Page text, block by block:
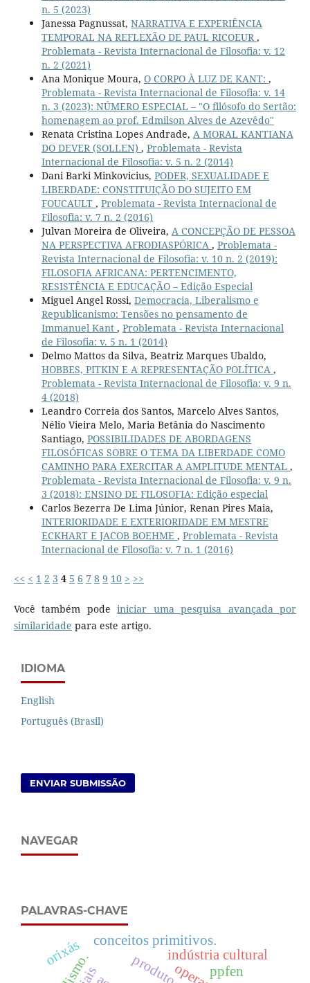
n. 5 (2023)
Janessa Pagnussat, NARRATIVA E EXPERIÊNCIA
TEMPORAL NA REFLEXÃO DE PAUL RICOEUR,
Problemata - Revista Internacional de Filosofia: v. 12
n. 2 (2021)
Ana Monique Moura, O CORPO À LUZ DE KANT: ,
Problemata - Revista Internacional de Filosofia: v. 14
n. 3 (2023): NÚMERO ESPECIAL – "O filósofo do Sertão:
homenagem ao prof. Edmilson Alves de Azevêdo"
Renata Cristina Lopes Andrade, A MORAL KANTIANA
DO DEVER (SOLLEN) , Problemata - Revista
Internacional de Filosofia: v. 5 n. 2 (2014)
Dani Barki Minkovicius, PODER, SEXUALIDADE E
LIBERDADE: CONSTITUIÇÃO DO SUJEITO EM
FOUCAULT , Problemata - Revista Internacional de
Filosofia: v. 7 n. 2 (2016)
Julvan Moreira de Oliveira, A CONCEPÇÃO DE PESSOA
NA PERSPECTIVA AFRODIASPÓRICA , Problemata -
Revista Internacional de Filosofia: v. 10 n. 2 (2019):
FILOSOFIA AFRICANA: PERTENCIMENTO,
RESISTÊNCIA E EDUCAÇÃO – Edição Especial
Miguel Angel Rossi, Democracia, Liberalismo e
Republicanismo: Tensões no pensamento de
Immanuel Kant , Problemata - Revista Internacional
de Filosofia: v. 5 n. 1 (2014)
Delmo Mattos da Silva, Beatriz Marques Ubaldo,
HOBBES, PITKIN E A REPRESENTAÇÃO POLÍTICA ,
Problemata - Revista Internacional de Filosofia: v. 9 n.
4 (2018)
Leandro Correia dos Santos, Marcelo Alves Santos,
Nélio Vieira Melo, Maria Betânia do Nascimento
Santiago, POSSIBILIDADES DE ABORDAGENS
FILOSÓFICAS SOBRE O TEMA DA LIBERDADE COMO
CAMINHO PARA EXERCITAR A AMPLITUDE MENTAL ,
Problemata - Revista Internacional de Filosofia: v. 9 n.
3 (2018): ENSINO DE FILOSOFIA: Edição especial
Carlos Bezerra De Lima Júnior, Renan Pires Maia,
INTERIORIDADE E EXTERIORIDADE EM MESTRE
ECKHART E JACOB BOEHME , Problemata - Revista
Internacional de Filosofia: v. 7 n. 1 (2016)
<< < 1 2 3 4 5 6 7 8 9 10 > >>
Você também podeiniciar uma pesquisa avançada por
similaridade para este artigo.
IDIOMA
English
Português (Brasil)
ENVIAR SUBMISSÃO
NAVEGAR
PALAVRAS-CHAVE
indústria cultural
conceitos primitivos.
ppfen
orixás